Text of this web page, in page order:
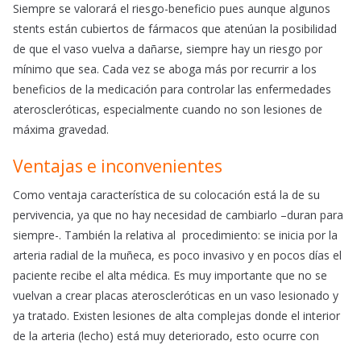
Siempre se valorará el riesgo-beneficio pues aunque algunos
stents están cubiertos de fármacos que atenúan la posibilidad
de que el vaso vuelva a dañarse, siempre hay un riesgo por
mínimo que sea. Cada vez se aboga más por recurrir a los
beneficios de la medicación para controlar las enfermedades
ateroscleróticas, especialmente cuando no son lesiones de
máxima gravedad.
Ventajas e inconvenientes
Como ventaja característica de su colocación está la de su
pervivencia, ya que no hay necesidad de cambiarlo –duran para
siempre-. También la relativa al procedimiento: se inicia por la
arteria radial de la muñeca, es poco invasivo y en pocos días el
paciente recibe el alta médica. Es muy importante que no se
vuelvan a crear placas ateroscleróticas en un vaso lesionado y
ya tratado. Existen lesiones de alta complejas donde el interior
de la arteria (lecho) está muy deteriorado, esto ocurre con